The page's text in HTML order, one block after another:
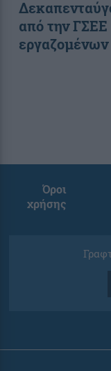
από την ΓΣΕΕ
εργαζομένων
Όροι
χρήσης